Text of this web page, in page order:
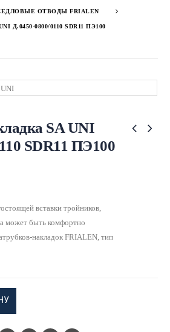
ОТВОДЫ FRIALEN
0800/0110 SDR11 ПЭ100
SA UNI
SDR11 ПЭ100
вставки тройников,
может быть комфортно
накладок FRIALEN, тип